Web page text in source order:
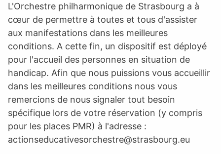
L'Orchestre philharmonique de Strasbourg a à
cœur de permettre à toutes et tous d'assister
aux manifestations dans les meilleures
conditions. A cette fin, un dispositif est déployé
pour l'accueil des personnes en situation de
handicap. Afin que nous puissions vous accueillir
dans les meilleures conditions nous vous
remercions de nous signaler tout besoin
spécifique lors de votre réservation (y compris
pour les places PMR) à l'adresse :
actionseducativesorchestre@strasbourg.eu